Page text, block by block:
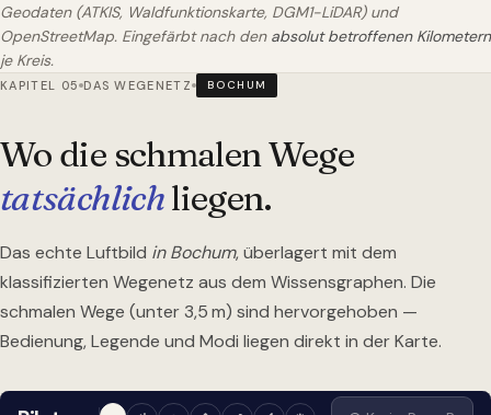
Geodaten (ATKIS, Waldfunktionskarte, DGM1-LiDAR) und
OpenStreetMap. Eingefärbt nach den absolut betroffenen Kilometern
je Kreis.
KAPITEL 05 DAS WEGENETZ BOCHUM
Wo die schmalen Wege
tatsächlichliegen.
Das echte Luftbild in Bochum, überlagert mit dem
klassifizierten Wegenetz aus dem Wissensgraphen. Die
schmalen Wege (unter 3,5 m) sind hervorgehoben —
Bedienung, Legende und Modi liegen direkt in der Karte.